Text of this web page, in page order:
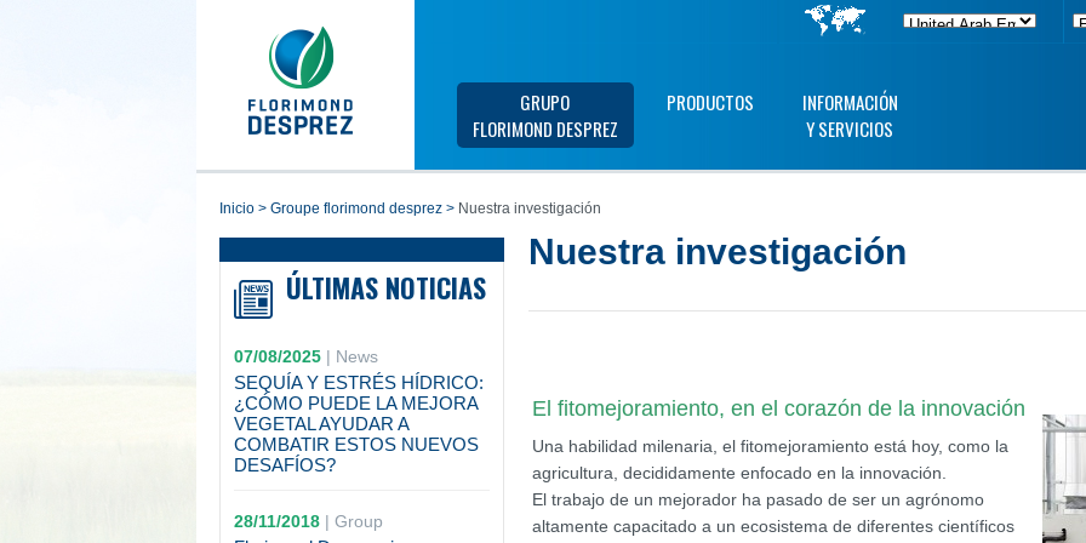
GRUPO
FLORIMOND DESPREZ
PRODUCTOS
INFORMACIÓN
Y SERVICIOS
inicio > groupe florimond desprez > Nuestra investigación
ÚLTIMAS NOTICIAS
07/08/2025| News
SEQUÍA Y ESTRÉS HÍDRICO:
¿CÓMO PUEDE LA MEJORA
VEGETAL AYUDAR A
COMBATIR ESTOS NUEVOS
DESAFÍOS?
28/11/2018| Group
Nuestra investigación
El fitomejoramiento, en el corazón de la innovación
Una habilidad milenaria, el fitomejoramiento está hoy, como la
agricultura, decididamente enfocado en la innovación.
El trabajo de un mejorador ha pasado de ser un agrónomo
altamente capacitado a un ecosistema de diferentes científicos